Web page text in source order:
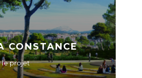
CONSTANCE
le projet